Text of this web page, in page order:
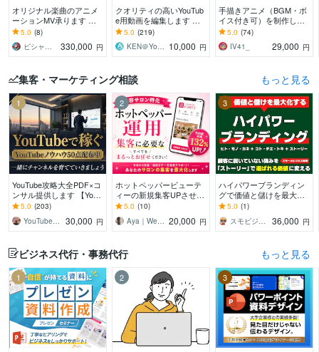
オリジナル楽曲のアニメ
ーションMV承ります 楽
曲の魅力と作品性を引き
出すアニメーションMVを
制作します
5.0 (8)
ビシャモンベイベー
330,000 円
クオリティの高いYouTub
e用動画を編集します 【1
0,000円でクオリティの高
い動画】作成します！
5.0 (219)
KEN＠YouTube運用代行 10,000 円
手描きアニメ（BGM・ボ
イス付き可）を制作しま
す スタッフはプロのアニ
メーターと漫画家！ 脚
本もご用意できます
5.0 (74)
IV41_
29,000 円
集客・マーケティング相談 もっと見る
1
YouTube攻略大全PDF×コ
ンサル提供します 【YouT
ube攻略教材】とコンサル
であなたのCHを伸ばす！
5.0 (203)
30,000 円
2
ホットペッパービューテ
ィーの新規集客UPさせま
す “掲載しているだけ”の
ホットペッパー、卒業し
ませんか？
5.0 (10)
20,000 円
3
ハイパワーブランディン
グで価値と儲けを最大化
します 顧客に届いていな
で選ばれる価値に変える
5.0 (1)
36,000 円
ビジネス代行・事務代行 もっと見る
1 2 3